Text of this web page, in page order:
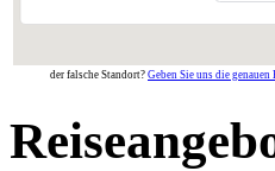
der falsche Standort? Geben Sie uns die